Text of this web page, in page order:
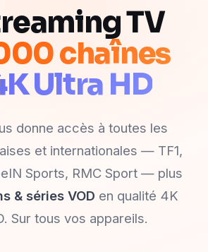
TV
chaînes
Ultra HD
donne accès à toutes les
et internationales — TF1,
Sports, RMC Sport — plus
& séries VOD en qualité 4K
Sur tous vos appareils.